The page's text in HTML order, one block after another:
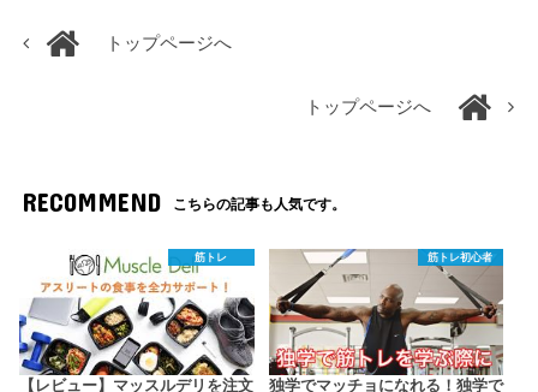
トップページへ
トップページへ
RECOMMEND こちらの記事も人気です。
筋トレ
【レビュー】マッスルデリを注文
筋トレ初心者
独学でマッチョになれる！独学で